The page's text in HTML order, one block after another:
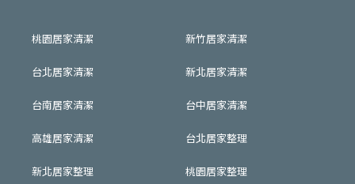
桃園居家清潔 新竹居家清潔
台北居家清潔 新北居家清潔
台南居家清潔 台中居家清潔
高雄居家清潔 台北居家整理
新北居家整理 桃園居家整理